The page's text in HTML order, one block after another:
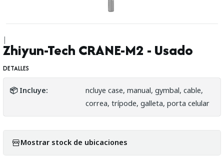
|
Zhiyun-Tech CRANE-M2 - Usado
DETALLES
📦 Incluye:
ncluye case, manual, gymbal, cable,
correa, trípode, galleta, porta celular
Mostrar stock de ubicaciones